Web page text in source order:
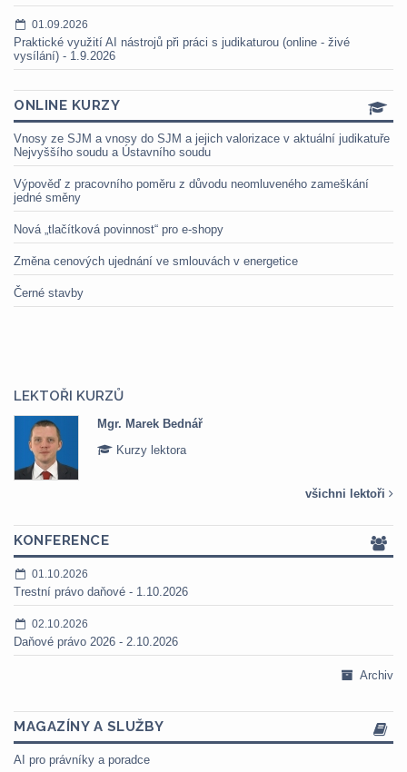
01.09.2026
Praktické využití AI nástrojů při práci s judikaturou (online - živé
vysílání) - 1.9.2026
ONLINE KURZY
Vnosy ze SJM a vnosy do SJM a jejich valorizace v aktuální judikatuře
Nejvyššího soudu a Ústavního soudu
Výpověď z pracovního poměru z důvodu neomluveného zameškání
jedné směny
Nová „tlačítková povinnost“ pro e-shopy
Změna cenových ujednání ve smlouvách v energetice
Černé stavby
LEKTOŘI KURZŮ
Mgr. Marek Bednář
Kurzy lektora
všichni lektoři
KONFERENCE
01.10.2026
Trestní právo daňové - 1.10.2026
02.10.2026
Daňové právo 2026 - 2.10.2026
Archiv
MAGAZÍNY A SLUŽBY
AI pro právníky a poradce